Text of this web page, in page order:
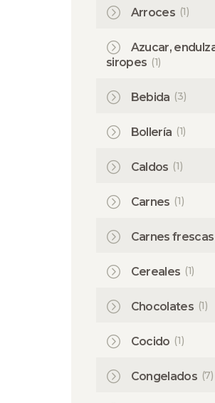
Arroces (1)
Azucar,
siropes (1)
Bebida (3)
Bollería (1)
Caldos (1)
Carnes (1)
Carnes frescas
Cereales (1)
Chocolates (1)
Cocido (1)
Congelados (7)